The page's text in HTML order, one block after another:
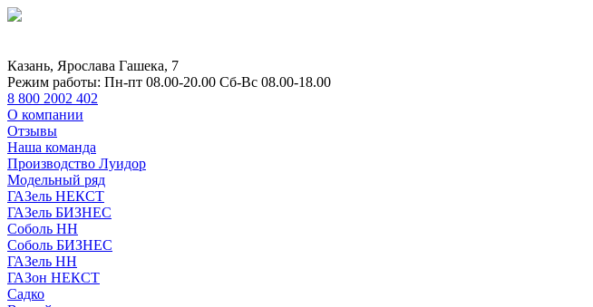
Казань, Ярослава Гашека, 7
Режим работы: Пн-пт 08.00-20.00 Сб-Вс 08.00-18.00
8 800 2002 402
О компании
Отзывы
Наша команда
Производство Луидор
Модельный ряд
ГАЗель НЕКСТ
ГАЗель БИЗНЕС
Соболь НН
Соболь БИЗНЕС
ГАЗель НН
ГАЗон НЕКСТ
Садко